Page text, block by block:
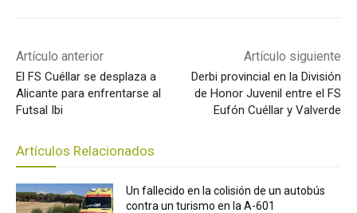
Artículo anterior
El FS Cuéllar se desplaza a
Alicante para enfrentarse al
Futsal Ibi
Artículo siguiente
Derbi provincial en la División
de Honor Juvenil entre el FS
Eufón Cuéllar y Valverde
Artículos Relacionados
Un fallecido en la colisión de un autobús
contra un turismo en la A-601